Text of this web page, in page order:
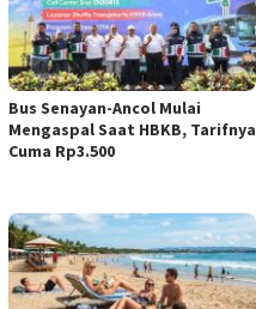
Bus Senayan-Ancol Mulai
Mengaspal Saat HBKB, Tarifnya
Cuma Rp3.500